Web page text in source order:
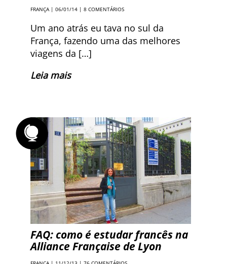
FRANÇA | 06/01/14 | 8 COMENTÁRIOS
Um ano atrás eu tava no sul da
França, fazendo uma das melhores
viagens da […]
Leia mais
FAQ: como é estudar francês na
Alliance Française de Lyon